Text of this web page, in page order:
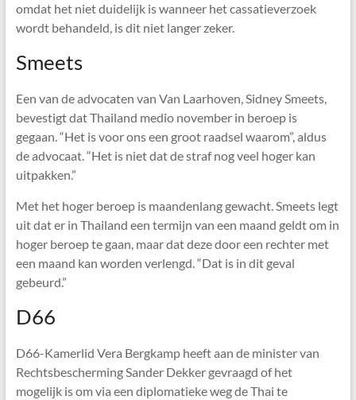
omdat het niet duidelijk is wanneer het cassatieverzoek
wordt behandeld, is dit niet langer zeker.
Smeets
Een van de advocaten van Van Laarhoven, Sidney Smeets,
bevestigt dat Thailand medio november in beroep is
gegaan. “Het is voor ons een groot raadsel waarom”, aldus
de advocaat. “Het is niet dat de straf nog veel hoger kan
uitpakken.”
Met het hoger beroep is maandenlang gewacht. Smeets legt
uit dat er in Thailand een termijn van een maand geldt om in
hoger beroep te gaan, maar dat deze door een rechter met
een maand kan worden verlengd. “Dat is in dit geval
gebeurd.”
D66
D66-Kamerlid Vera Bergkamp heeft aan de minister van
Rechtsbescherming Sander Dekker gevraagd of het
mogelijk is om via een diplomatieke weg de Thai te